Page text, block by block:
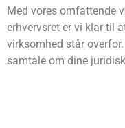
Med vores omfattende
erhvervsret er vi klar til
virksomhed står
samtale om dine